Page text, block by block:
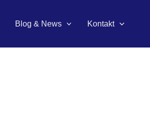
Blog & News Kontakt